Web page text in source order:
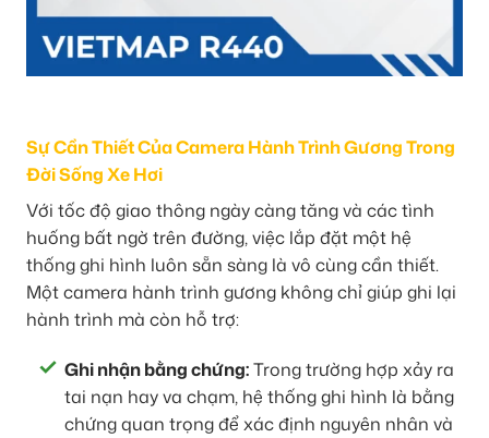
Sự Cần Thiết Của Camera Hành Trình Gương Trong
Đời Sống Xe Hơi
Với tốc độ giao thông ngày càng tăng và các tình
huống bất ngờ trên đường, việc lắp đặt một hệ
thống ghi hình luôn sẵn sàng là vô cùng cần thiết.
Một camera hành trình gương không chỉ giúp ghi lại
hành trình mà còn hỗ trợ:
Ghi nhận bằng chứng:Trong trường hợp xảy ra
tai nạn hay va chạm, hệ thống ghi hình là bằng
chứng quan trọng để xác định nguyên nhân và